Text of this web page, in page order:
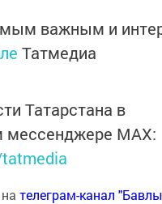
важным и
Татмедиа
Татарстана в
мессенджере MАХ:
телеграм-канал